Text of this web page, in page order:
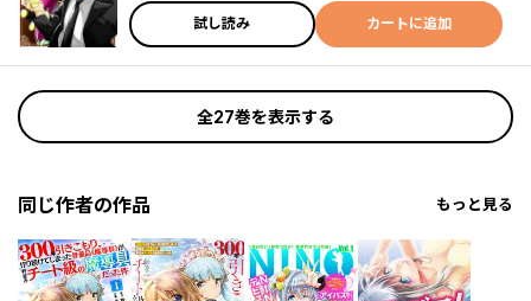
試し読み カートに追加
全27巻を表示する
同じ作者の作品 もっと見る